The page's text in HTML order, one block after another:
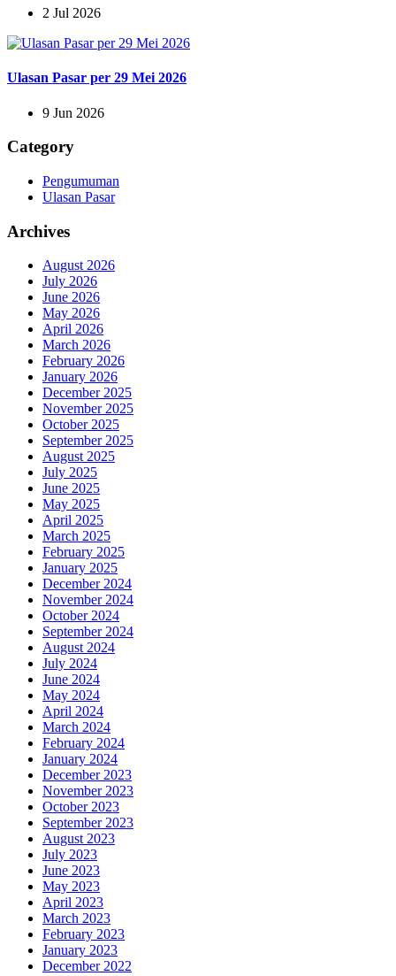
2 Jul 2026
Ulasan Pasar per 29 Mei 2026
9 Jun 2026
Category
Pengumuman
Ulasan Pasar
Archives
August 2026
July 2026
June 2026
May 2026
April 2026
March 2026
February 2026
January 2026
December 2025
November 2025
October 2025
September 2025
August 2025
July 2025
June 2025
May 2025
April 2025
March 2025
February 2025
January 2025
December 2024
November 2024
October 2024
September 2024
August 2024
July 2024
June 2024
May 2024
April 2024
March 2024
February 2024
January 2024
December 2023
November 2023
October 2023
September 2023
August 2023
July 2023
June 2023
May 2023
April 2023
March 2023
February 2023
January 2023
December 2022